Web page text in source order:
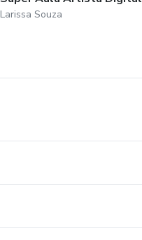
Larissa Souza